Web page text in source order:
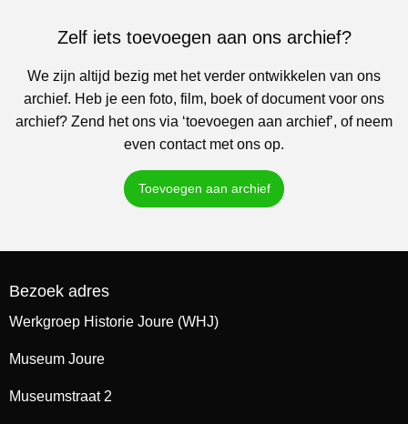
Zelf iets toevoegen aan ons archief?
We zijn altijd bezig met het verder ontwikkelen van ons
archief. Heb je een foto, film, boek of document voor ons
archief? Zend het ons via ‘toevoegen aan archief’, of neem
even contact met ons op.
Toevoegen aan archief
Bezoek adres
Werkgroep Historie Joure (WHJ)
Museum Joure
Museumstraat 2